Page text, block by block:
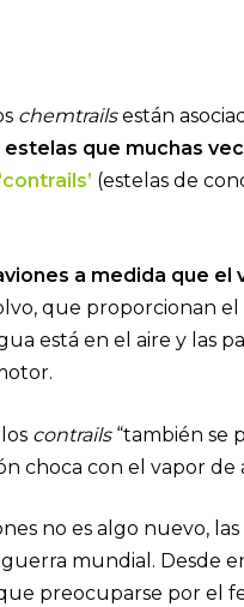
chemtrailsestán
estelas que muchas
(estelas de
a medida que el
que proporcionan el
está en el aire y las
contrails “también se
choca con el vapor de
no es algo nuevo,
mundial. Desde
preocuparse por el